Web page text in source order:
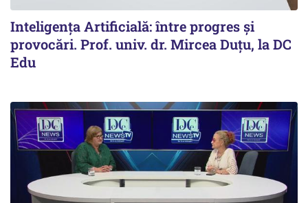
Inteligența Artificială: între progres și
provocări. Prof. univ. dr. Mircea Duțu, la DC
Edu